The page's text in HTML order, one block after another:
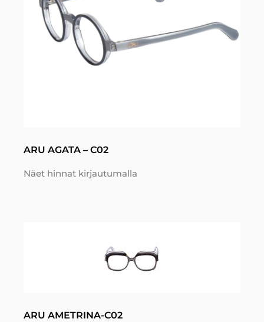
ARU AGATA – C02
Näet hinnat kirjautumalla
ARU AMETRINA-C02